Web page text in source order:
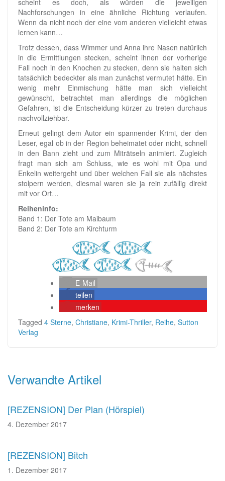
Nachforschungen in eine ähnliche Richtung verlaufen.
Wenn da nicht noch der eine vom anderen vielleicht etwas
lernen kann…
Trotz dessen, dass Wimmer und Anna ihre Nasen natürlich
in die Ermittlungen stecken, scheint ihnen der vorherige
Fall noch in den Knochen zu stecken, denn sie halten sich
tatsächlich bedeckter als man zunächst vermutet hätte. Ein
wenig mehr Einmischung hätte man sich vielleicht
gewünscht, betrachtet man allerdings die möglichen
Gefahren, ist die Entscheidung kürzer zu treten durchaus
nachvollziehbar.
Erneut gelingt dem Autor ein spannender Krimi, der den
Leser, egal ob in der Region beheimatet oder nicht, schnell
in den Bann zieht und zum Miträtseln animiert. Zugleich
fragt man sich am Schluss, wie es wohl mit Opa und
Enkelin weitergeht und über welchen Fall sie als nächstes
stolpern werden, diesmal waren sie ja rein zufällig direkt
mit vor Ort…
Reiheninfo:
Band 1: Der Tote am Maibaum
Band 2: Der Tote am Kirchturm
E-Mail
teilen
merken
Tagged 4 Sterne, Christiane, Krimi-Thriller, Reihe, Sutton
Verlag
Verwandte Artikel
[REZENSION] Der Plan (Hörspiel)
4. Dezember 2017
[REZENSION] Bitch
1. Dezember 2017
Beitragsnavigation